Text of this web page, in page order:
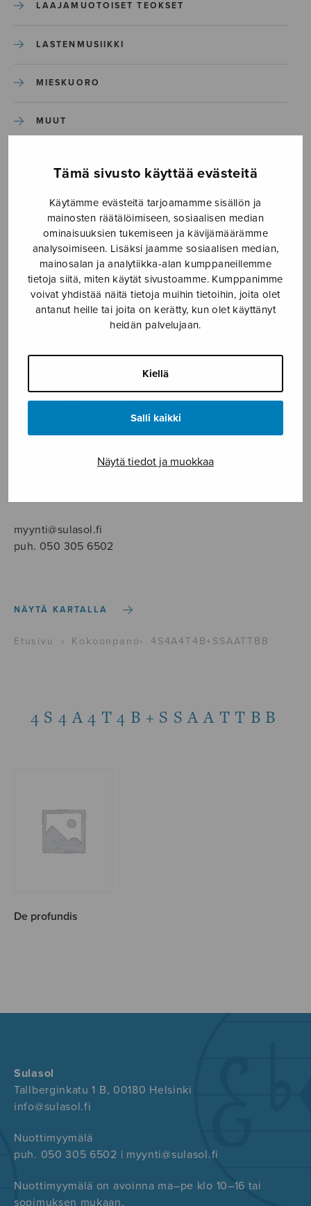
Tämä sivusto käyttää evästeitä
Käytämme evästeitä tarjoamamme sisällön ja
mainosten räätälöimiseen, sosiaalisen median
ominaisuuksien tukemiseen ja kävijämäärämme
analysoimiseen. Lisäksi jaamme sosiaalisen median,
mainosalan ja analytiikka-alan kumppaneillemme
tietoja siitä, miten käytät sivustoamme. Kumppanimme
voivat yhdistää näitä tietoja muihin tietoihin, joita olet
antanut heille tai joita on kerätty, kun olet käyttänyt
heidän palvelujaan.
Kiellä
Salli kaikki
Näytä tiedot ja muokkaa
LAAJAMUOTOISET TEOKSET
LASTENMUSIIKKI
MIESKUORO
MUUT
SEKAKUORO
SOITINKOULUT JA OPPAAT
SOITINMUSIIKKI
YKSINLAULU
YLEINEN
Sulasol nuottikauppa
Myymälä avoinna
myynti@sulasol.fi
puh. 050 305 6502
NÄYTÄ KARTALLA
Etusivu › Kokoonpano› 4S4A4T4B+SSAATTBB
4S4A4T4B+SSAATTBB
De profundis
Sulasol
Tallberginkatu 1 B, 00180 Helsinki
info@sulasol.fi
Nuottimyymälä
puh. 050 305 6502 | myynti@sulasol.fi
Nuottimyymälä on avoinna ma–pe klo 10–16 tai
sopimuksen mukaan.